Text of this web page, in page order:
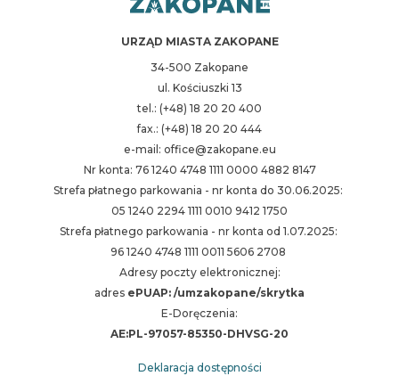
URZĄD MIASTA ZAKOPANE
34-500 Zakopane
ul. Kościuszki 13
tel.: (+48) 18 20 20 400
fax.: (+48) 18 20 20 444
e-mail: office@zakopane.eu
Nr konta: 76 1240 4748 1111 0000 4882 8147
Strefa płatnego parkowania - nr konta do 30.06.2025:
05 1240 2294 1111 0010 9412 1750
Strefa płatnego parkowania - nr konta od 1.07.2025:
96 1240 4748 1111 0011 5606 2708
Adresy poczty elektronicznej:
adres ePUAP: /umzakopane/skrytka
E-Doręczenia:
AE:PL-97057-85350-DHVSG-20
Deklaracja dostępności